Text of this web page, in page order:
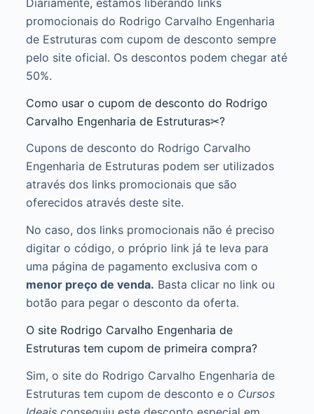
promocionais do Rodrigo Carvalho Engenharia
de Estruturas com cupom de desconto sempre
pelo site oficial. Os descontos podem chegar até
50%.
Como usar o cupom de desconto do Rodrigo
Carvalho Engenharia de Estruturas✂?
Cupons de desconto do Rodrigo Carvalho
Engenharia de Estruturas podem ser utilizados
através dos links promocionais que são
oferecidos através deste site.
No caso, dos links promocionais não é preciso
digitar o código, o próprio link já te leva para
uma página de pagamento exclusiva com o
menor preço de venda. Basta clicar no link ou
botão para pegar o desconto da oferta.
O site Rodrigo Carvalho Engenharia de
Estruturas tem cupom de primeira compra?
Sim, o site do Rodrigo Carvalho Engenharia de
Estruturas tem cupom de desconto e o Cursos